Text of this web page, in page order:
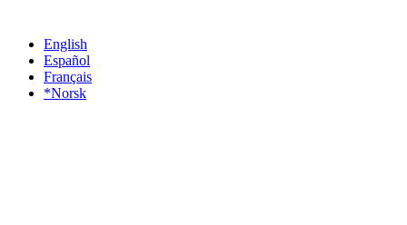
English
Español
Français
*Norsk